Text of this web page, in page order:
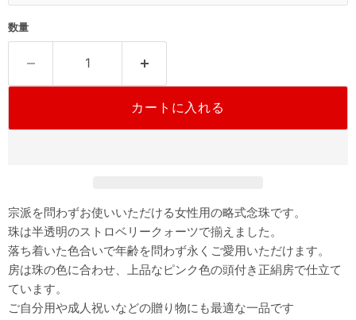
数量
カートに入れる
宗派を問わずお使いいただける女性用の略式念珠です。
珠は半透明のストロベリークォーツで揃えました。
落ち着いた色合いで年齢を問わず永くご愛用いただけます。
房は珠の色に合わせ、上品なピンク色の頭付き正絹房で仕立て
ています。
ご自分用や成人祝いなどの贈り物にも最適な一品です